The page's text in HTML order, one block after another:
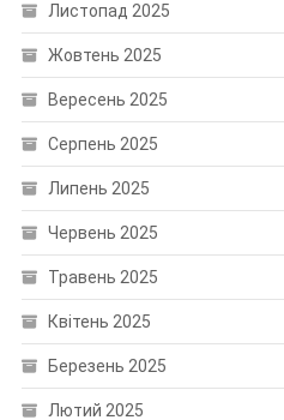
Листопад 2025
Жовтень 2025
Вересень 2025
Серпень 2025
Липень 2025
Червень 2025
Травень 2025
Квітень 2025
Березень 2025
Лютий 2025